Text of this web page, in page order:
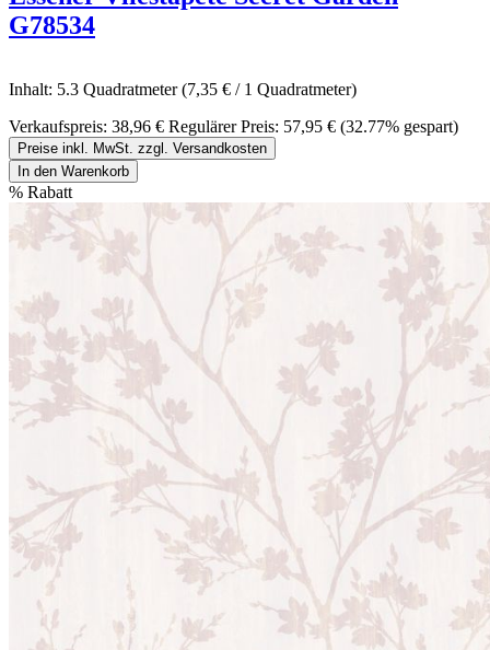
G78534
Inhalt: 5.3 Quadratmeter(7,35 € / 1 Quadratmeter)
Verkaufspreis: 38,96 € Regulärer Preis: 57,95 € (32.77% gespart)
Preise inkl. MwSt. zzgl. Versandkosten
In den Warenkorb
% Rabatt